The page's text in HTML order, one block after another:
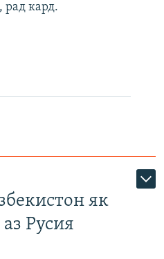
кард.
як
Русия